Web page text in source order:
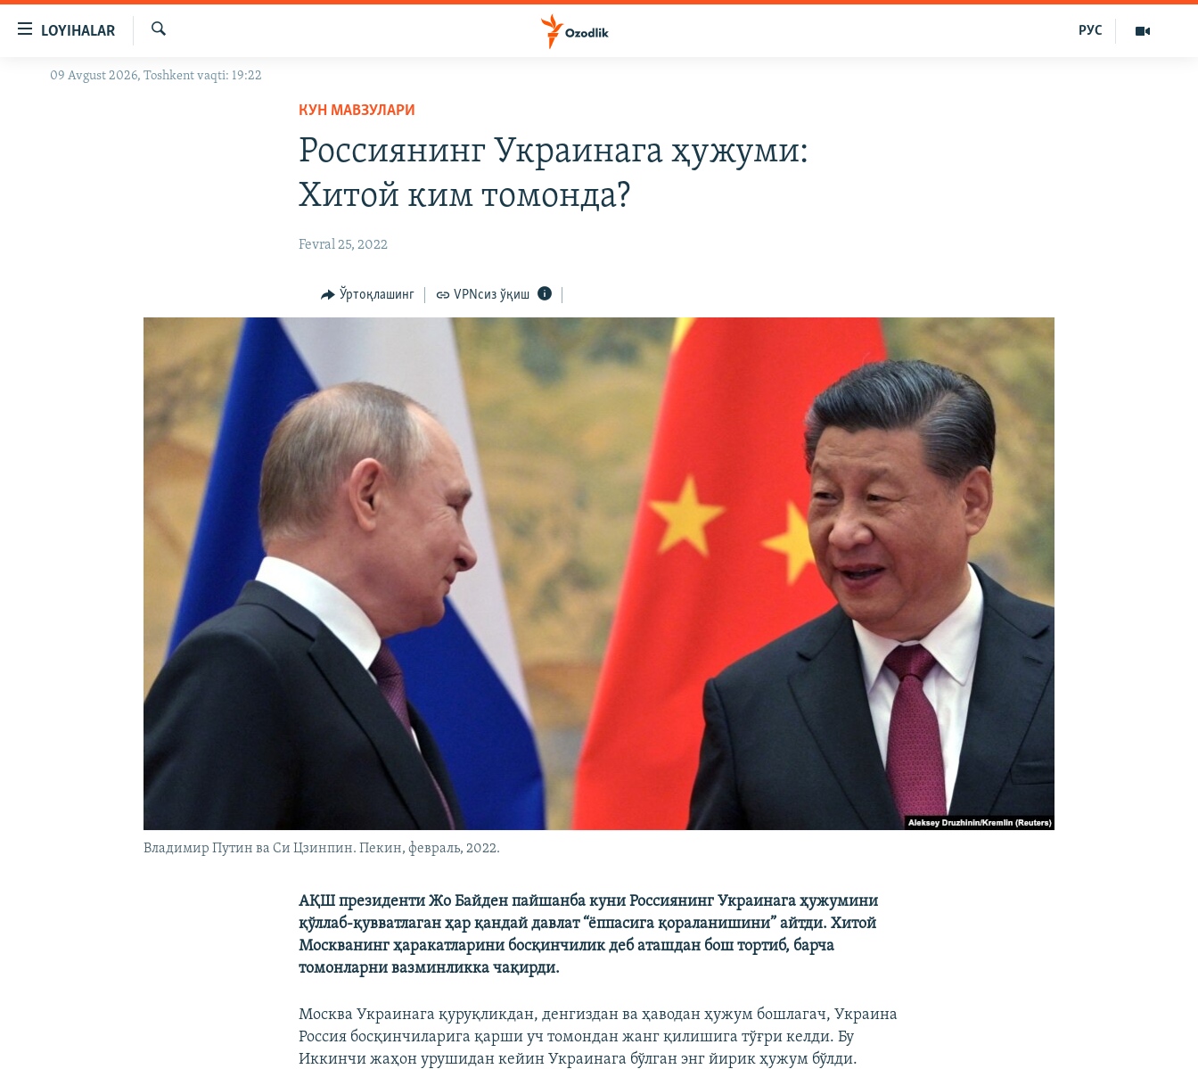
Бош
LOYIHALAR
OZODLIK SURISHTIRUVLARI
Излаш
РУС
09 Avgust 2026, Toshkent vaqti: 19:22
КУН МАВЗУЛАРИ
Россиянинг Украинага ҳужуми:
Хитой ким томонда?
Fevral 25, 2022
Ўртоқлашинг VPNсиз ўқиш
Владимир Путин ва Си Цзинпин. Пекин, февраль, 2022.
АҚШ президенти Жо Байден пайшанба куни Россиянинг Украинага ҳужумини
қўллаб-қувватлаган ҳар қандай давлат “ёппасига қораланишини” айтди. Хитой
Москванинг ҳаракатларини босқинчилик деб аташдан бош тортиб, барча
томонларни вазминликка чақирди.
Москва Украинага қуруқликдан, денгиздан ва ҳаводан ҳужум бошлагач, Украина
Россия босқинчиларига қарши уч томондан жанг қилишига тўғри келди. Бу
Иккинчи жаҳон урушидан кейин Украинага бўлган энг йирик ҳужум бўлди.